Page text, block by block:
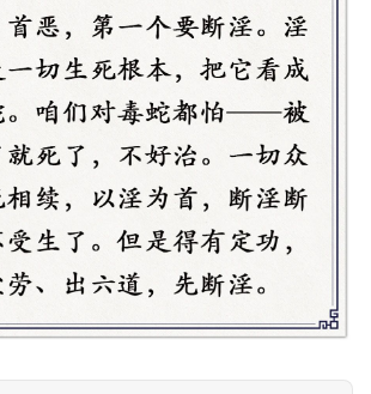
注册